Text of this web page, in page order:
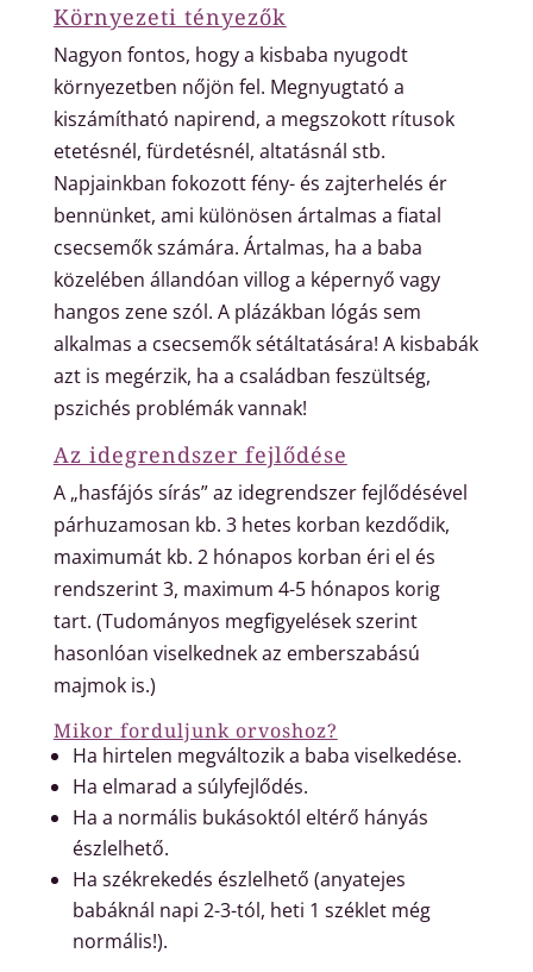
Környezeti tényezők
Nagyon fontos, hogy a kisbaba nyugodt
környezetben nőjön fel. Megnyugtató a
kiszámítható napirend, a megszokott rítusok
etetésnél, fürdetésnél, altatásnál stb.
Napjainkban fokozott fény- és zajterhelés ér
bennünket, ami különösen ártalmas a fiatal
csecsemők számára. Ártalmas, ha a baba
közelében állandóan villog a képernyő vagy
hangos zene szól. A plázákban lógás sem
alkalmas a csecsemők sétáltatására! A kisbabák
azt is megérzik, ha a családban feszültség,
pszichés problémák vannak!
Az idegrendszer fejlődése
A „hasfájós sírás” az idegrendszer fejlődésével
párhuzamosan kb. 3 hetes korban kezdődik,
maximumát kb. 2 hónapos korban éri el és
rendszerint 3, maximum 4-5 hónapos korig
tart. (Tudományos megfigyelések szerint
hasonlóan viselkednek az emberszabású
majmok is.)
Mikor forduljunk orvoshoz?
Ha hirtelen megváltozik a baba viselkedése.
Ha elmarad a súlyfejlődés.
Ha a normális bukásoktól eltérő hányás
észlelhető.
Ha székrekedés észlelhető (anyatejes
babáknál napi 2-3-tól, heti 1 széklet még
normális!).